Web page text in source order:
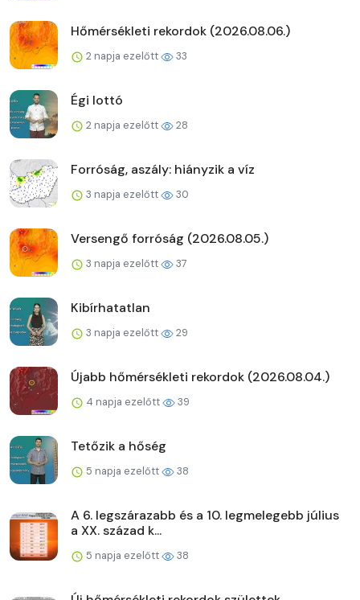
Hőmérsékleti rekordok (2026.08.06.)
2 napja ezelőtt 33
Égi lottó
2 napja ezelőtt 28
Forróság, aszály: hiányzik a víz
3 napja ezelőtt 30
Versengő forróság (2026.08.05.)
3 napja ezelőtt 37
Kibírhatatlan
3 napja ezelőtt 29
Újabb hőmérsékleti rekordok (2026.08.04.)
4 napja ezelőtt 39
Tetőzik a hőség
5 napja ezelőtt 38
A 6. legszárazabb és a 10. legmelegebb július
a XX. század k...
5 napja ezelőtt 38